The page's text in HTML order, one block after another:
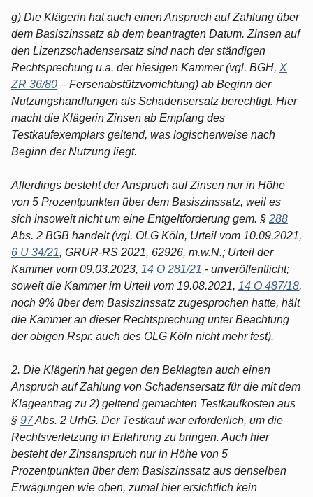
g) Die Klägerin hat auch einen Anspruch auf Zahlung über
dem Basiszinssatz ab dem beantragten Datum. Zinsen auf
den Lizenzschadensersatz sind nach der ständigen
Rechtsprechung u.a. der hiesigen Kammer (vgl. BGH, X
ZR 36/80 – Fersenabstützvorrichtung) ab Beginn der
Nutzungshandlungen als Schadensersatz berechtigt. Hier
macht die Klägerin Zinsen ab Empfang des
Testkaufexemplars geltend, was logischerweise nach
Beginn der Nutzung liegt.
Allerdings besteht der Anspruch auf Zinsen nur in Höhe
von 5 Prozentpunkten über dem Basiszinssatz, weil es
sich insoweit nicht um eine Entgeltforderung gem. § 288
Abs. 2 BGB handelt (vgl. OLG Köln, Urteil vom 10.09.2021,
6 U 34/21, GRUR-RS 2021, 62926, m.w.N.; Urteil der
Kammer vom 09.03.2023, 14 O 281/21 - unveröffentlicht;
soweit die Kammer im Urteil vom 19.08.2021, 14 O 487/18,
noch 9% über dem Basiszinssatz zugesprochen hatte, hält
die Kammer an dieser Rechtsprechung unter Beachtung
der obigen Rspr. auch des OLG Köln nicht mehr fest).
2. Die Klägerin hat gegen den Beklagten auch einen
Anspruch auf Zahlung von Schadensersatz für die mit dem
Klageantrag zu 2) geltend gemachten Testkaufkosten aus
§ 97Abs. 2 UrhG. Der Testkauf war erforderlich, um die
Rechtsverletzung in Erfahrung zu bringen. Auch hier
besteht der Zinsanspruch nur in Höhe von 5
Prozentpunkten über dem Basiszinssatz aus denselben
Erwägungen wie oben, zumal hier ersichtlich kein